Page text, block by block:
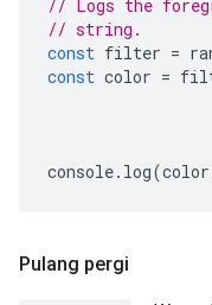
// Logs the
// string.
const filter =
const color =
console. log(color
Pulang pergi